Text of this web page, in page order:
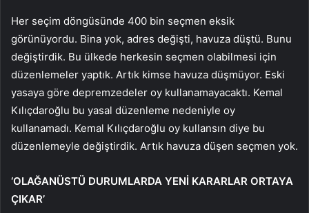
Her seçim döngüsünde 400 bin seçmen eksik
görünüyordu. Bina yok, adres değişti, havuza düştü. Bunu
değiştirdik. Bu ülkede herkesin seçmen olabilmesi için
düzenlemeler yaptık. Artık kimse havuza düşmüyor. Eski
yasaya göre depremzedeler oy kullanamayacaktı. Kemal
Kılıçdaroğlu bu yasal düzenleme nedeniyle oy
kullanamadı. Kemal Kılıçdaroğlu oy kullansın diye bu
düzenlemeyle değiştirdik. Artık havuza düşen seçmen yok.
‘OLAĞANÜSTÜ DURUMLARDA YENİ KARARLAR ORTAYA
ÇIKAR’